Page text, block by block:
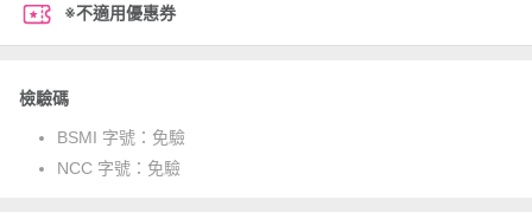
※不適用優惠券
檢驗碼
BSMI 字號： 免驗
NCC 字號： 免驗